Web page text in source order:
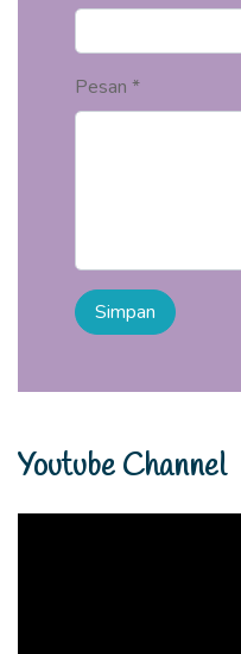
Pesan *
Youtube Channel